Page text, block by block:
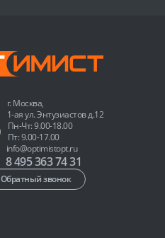
г. Москва,
1-ая ул. Энтузиастов д.12
Пн-Чт: 9.00-18.00
Пт: 9.00-17.00
info@optimistopt.ru
8 495 363 74 31
Обратный звонок